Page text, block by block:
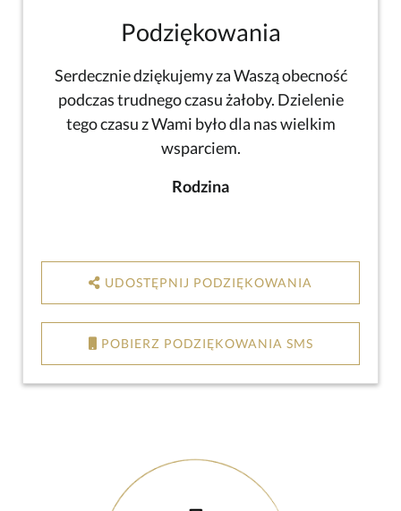
Podziękowania
Serdecznie dziękujemy za Waszą obecność
podczas trudnego czasu żałoby. Dzielenie
tego czasu z Wami było dla nas wielkim
wsparciem.
Rodzina
UDOSTĘPNIJ PODZIĘKOWANIA
POBIERZ PODZIĘKOWANIA SMS